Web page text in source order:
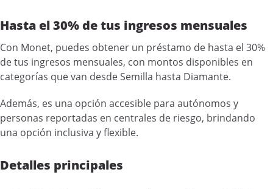
Hasta el 30% de tus ingresos mensuales
Con Monet, puedes obtener un préstamo de hasta el 30%
de tus ingresos mensuales, con montos disponibles en
categorías que van desde Semilla hasta Diamante.
Además, es una opción accesible para autónomos y
personas reportadas en centrales de riesgo, brindando
una opción inclusiva y flexible.
Detalles principales